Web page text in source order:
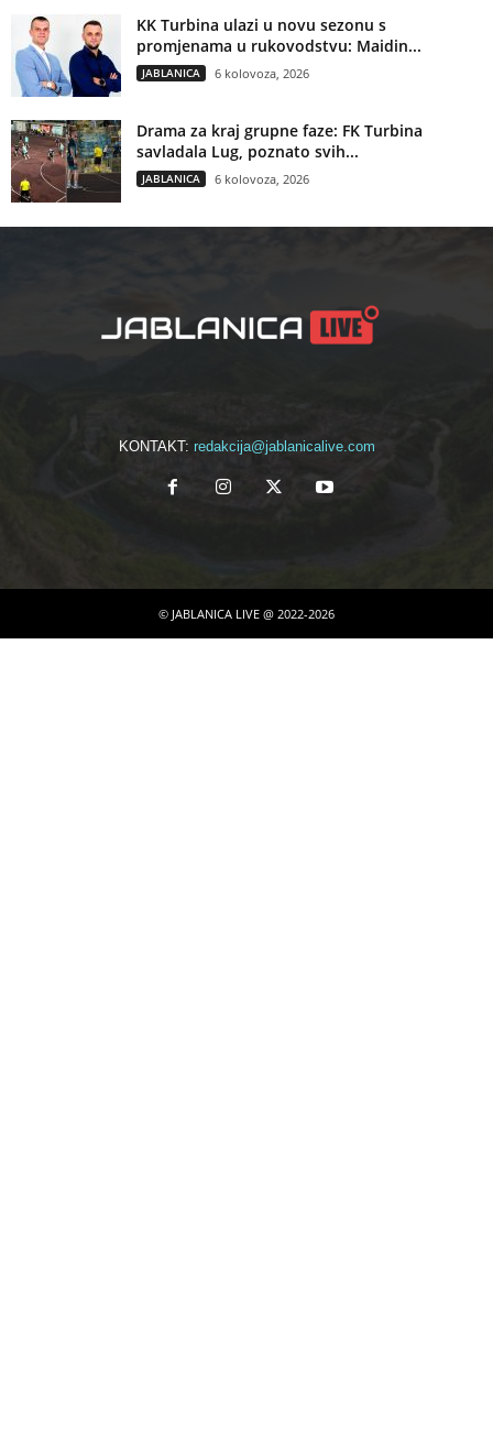
KK Turbina ulazi u novu sezonu s
promjenama u rukovodstvu: Maidin...
JABLANICA 6 kolovoza, 2026
Drama za kraj grupne faze: FK Turbina
savladala Lug, poznato svih...
JABLANICA 6 kolovoza, 2026
KONTAKT: redakcija@jablanicalive.com
© JABLANICA LIVE @ 2022-2026